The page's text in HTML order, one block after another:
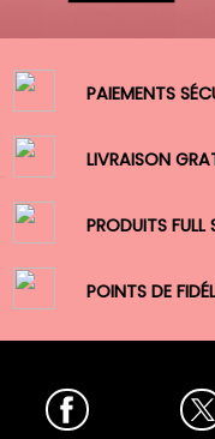
PAIEMENTS
LIVRAISON
PRODUITS FULL
POINTS DE
Facebook